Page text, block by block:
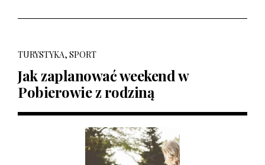
TURYSTYKA, SPORT
Jak zaplanować weekend w
Pobierowie z rodziną